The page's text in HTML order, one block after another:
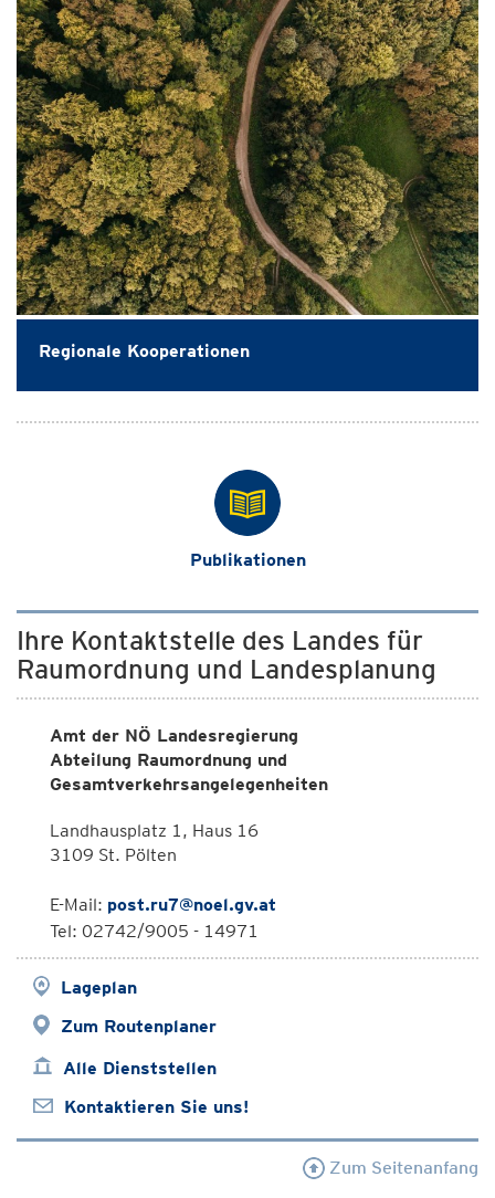
Regionale Kooperationen
Publikationen
Ihre Kontaktstelle des Landes für
Raumordnung und Landesplanung
Amt der NÖ Landesregierung
Abteilung Raumordnung und
Gesamtverkehrsangelegenheiten
Landhausplatz 1, Haus 16
3109 St. Pölten
E-Mail: post.ru7@noel.gv.at
Tel: 02742/9005 - 14971
Lageplan
Zum Routenplaner
Alle Dienststellen
Kontaktieren Sie uns!
Zum Seitenanfang